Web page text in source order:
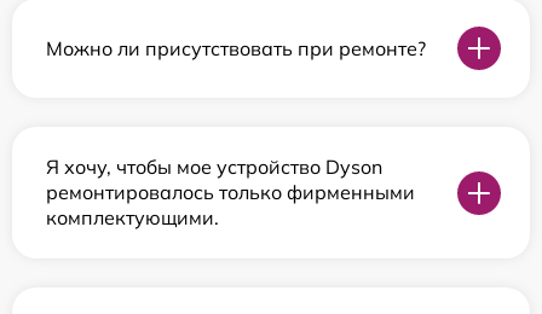
Можно ли присутствовать при ремонте?
Я хочу, чтобы мое устройство Dyson
ремонтировалось только фирменными
комплектующими.